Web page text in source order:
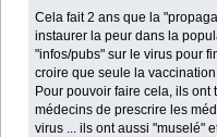
Cela fait 2 ans que la
instaurer la peur dans la
"infos/pubs" sur le virus pour
croire que seule la
Pour pouvoir faire cela, ils
médecins de prescrire les
virus ... ils ont aussi "muselé"